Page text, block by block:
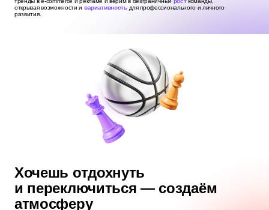
открывая возможности и вариативностьдля профессионального и личного
развития.
Хочешь отдохнуть
и переключиться — создаём
атмосферу